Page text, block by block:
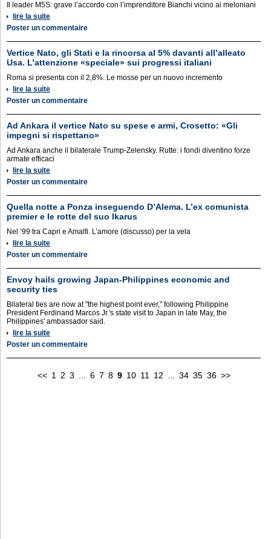
Il leader M5S: grave l’accordo con l’imprenditore Bianchi vicino ai meloniani
lire la suite
Poster un commentaire
Vertice Nato, gli Stati e la rincorsa al 5% davanti all’alleato
Usa. L’attenzione «speciale» sui progressi italiani
Roma si presenta con il 2,8%. Le mosse per un nuovo incremento
lire la suite
Poster un commentaire
Ad Ankara il vertice Nato su spese e armi, Crosetto: «Gli
impegni si rispettano»
Ad Ankara anche il bilaterale Trump-Zelensky. Rutte: i fondi diventino forze
armate efficaci
lire la suite
Poster un commentaire
Quella notte a Ponza inseguendo D’Alema. L’ex comunista
premier e le rotte del suo Ikarus
Nel ’99 tra Capri e Amalfi. L’amore (discusso) per la vela
lire la suite
Poster un commentaire
Envoy hails growing Japan-Philippines economic and
security ties
Bilateral ties are now at "the highest point ever," following Philippine
President Ferdinand Marcos Jr.'s state visit to Japan in late May, the
Philippines' ambassador said.
lire la suite
Poster un commentaire
<< 1 2 3 6 7 8 9 10 11 12 34 35 36 >>